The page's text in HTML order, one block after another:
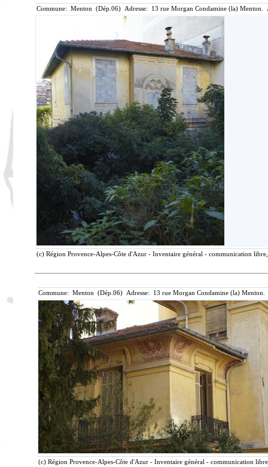
Commune: Menton (Dép.06) Adresse: 13 rue Morgan Condamine (la)
(c) Région Provence-Alpes-Côte d'Azur - Inventaire général - communication
Commune: Menton (Dép.06) Adresse: 13 rue Morgan Condamine (la)
(c) Région Provence-Alpes-Côte d'Azur - Inventaire général - communication